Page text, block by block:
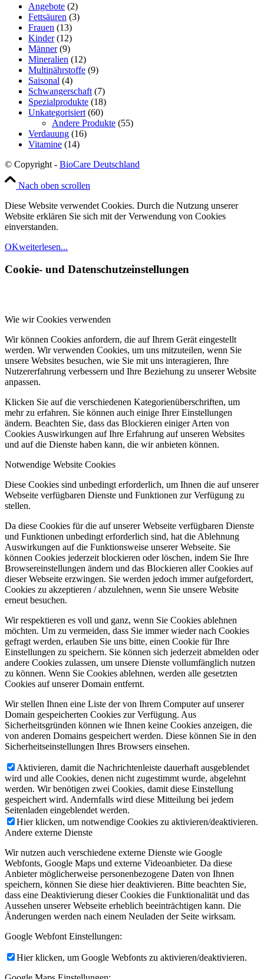
Angebote (2)
Fettsäuren (3)
Frauen (13)
Kinder (12)
Männer (9)
Mineralien (12)
Multinährstoffe (9)
Saisonal (4)
Schwangerschaft (7)
Spezialprodukte (18)
Unkategorisiert (60)
Andere Produkte (55)
Verdauung (16)
Vitamine (14)
© Copyright - BioCare Deutschland
Nach oben scrollen
Diese Website verwendet Cookies. Durch die Nutzung unserer
Website erklären Sie sich mit der Verwendung von Cookies
einverstanden.
OKweiterlesen...
Cookie- und Datenschutzeinstellungen
Wie wir Cookies verwenden
Wir können Cookies anfordern, die auf Ihrem Gerät eingestellt
werden. Wir verwenden Cookies, um uns mitzuteilen, wenn Sie
unsere Websites besuchen, wie Sie mit uns interagieren, Ihre
Nutzererfahrung verbessern und Ihre Beziehung zu unserer Website
anpassen.
Klicken Sie auf die verschiedenen Kategorienüberschriften, um
mehr zu erfahren. Sie können auch einige Ihrer Einstellungen
ändern. Beachten Sie, dass das Blockieren einiger Arten von
Cookies Auswirkungen auf Ihre Erfahrung auf unseren Websites
und auf die Dienste haben kann, die wir anbieten können.
Notwendige Website Cookies
Diese Cookies sind unbedingt erforderlich, um Ihnen die auf unserer
Webseite verfügbaren Dienste und Funktionen zur Verfügung zu
stellen.
Da diese Cookies für die auf unserer Webseite verfügbaren Dienste
und Funktionen unbedingt erforderlich sind, hat die Ablehnung
Auswirkungen auf die Funktionsweise unserer Webseite. Sie
können Cookies jederzeit blockieren oder löschen, indem Sie Ihre
Browsereinstellungen ändern und das Blockieren aller Cookies auf
dieser Webseite erzwingen. Sie werden jedoch immer aufgefordert,
Cookies zu akzeptieren / abzulehnen, wenn Sie unsere Website
erneut besuchen.
Wir respektieren es voll und ganz, wenn Sie Cookies ablehnen
möchten. Um zu vermeiden, dass Sie immer wieder nach Cookies
gefragt werden, erlauben Sie uns bitte, einen Cookie für Ihre
Einstellungen zu speichern. Sie können sich jederzeit abmelden oder
andere Cookies zulassen, um unsere Dienste vollumfänglich nutzen
zu können. Wenn Sie Cookies ablehnen, werden alle gesetzten
Cookies auf unserer Domain entfernt.
Wir stellen Ihnen eine Liste der von Ihrem Computer auf unserer
Domain gespeicherten Cookies zur Verfügung. Aus
Sicherheitsgründen können wie Ihnen keine Cookies anzeigen, die
von anderen Domains gespeichert werden. Diese können Sie in den
Sicherheitseinstellungen Ihres Browsers einsehen.
Aktivieren, damit die Nachrichtenleiste dauerhaft ausgeblendet
wird und alle Cookies, denen nicht zugestimmt wurde, abgelehnt
werden. Wir benötigen zwei Cookies, damit diese Einstellung
gespeichert wird. Andernfalls wird diese Mitteilung bei jedem
Seitenladen eingeblendet werden.
Hier klicken, um notwendige Cookies zu aktivieren/deaktivieren.
Andere externe Dienste
Wir nutzen auch verschiedene externe Dienste wie Google
Webfonts, Google Maps und externe Videoanbieter. Da diese
Anbieter möglicherweise personenbezogene Daten von Ihnen
speichern, können Sie diese hier deaktivieren. Bitte beachten Sie,
dass eine Deaktivierung dieser Cookies die Funktionalität und das
Aussehen unserer Webseite erheblich beeinträchtigen kann. Die
Änderungen werden nach einem Neuladen der Seite wirksam.
Google Webfont Einstellungen:
Hier klicken, um Google Webfonts zu aktivieren/deaktivieren.